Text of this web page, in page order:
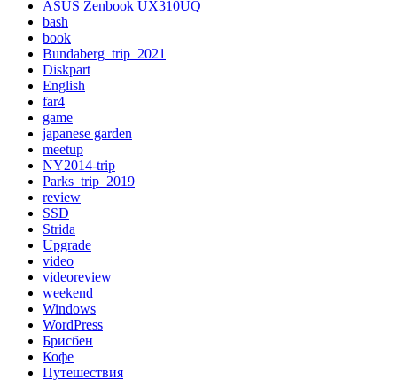
ASUS Zenbook UX310UQ
bash
book
Bundaberg_trip_2021
Diskpart
English
far4
game
japanese garden
meetup
NY2014-trip
Parks_trip_2019
review
SSD
Strida
Upgrade
video
videoreview
weekend
Windows
WordPress
Брисбен
Кофе
Путешествия